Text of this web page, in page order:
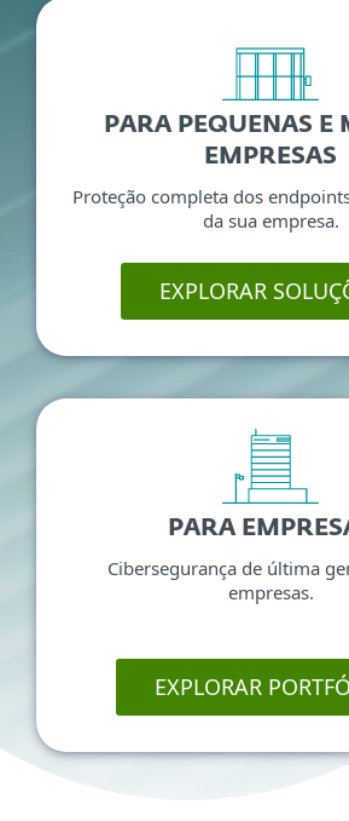
PARA PEQUENAS E
EMPRESAS
Proteção completa dos
da sua empresa.
EXPLORAR
PARA
Cibersegurança de última
empresas.
EXPLORAR